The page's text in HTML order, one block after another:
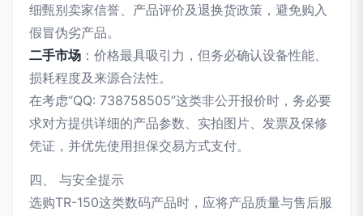
细甄别卖家信誉、产品评价及退换货政策，避免购入
假冒伪劣产品。
二手市场 ：价格最具吸引力，但务必确认设备性能、
损耗程度及来源合法性。
在考虑“QQ: 738758505”这类非公开报价时，务必要
求对方提供详细的产品参数、实拍图片、发票及保修
凭证，并优先使用担保交易方式支付。
四、 与安全提示
选购TR-150这类数码产品时，应将产品质量与售后服